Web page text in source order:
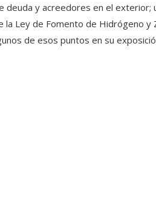
y acreedores en el exterior;
la Ley de Fomento de Hidrógeno y
de esos puntos en su